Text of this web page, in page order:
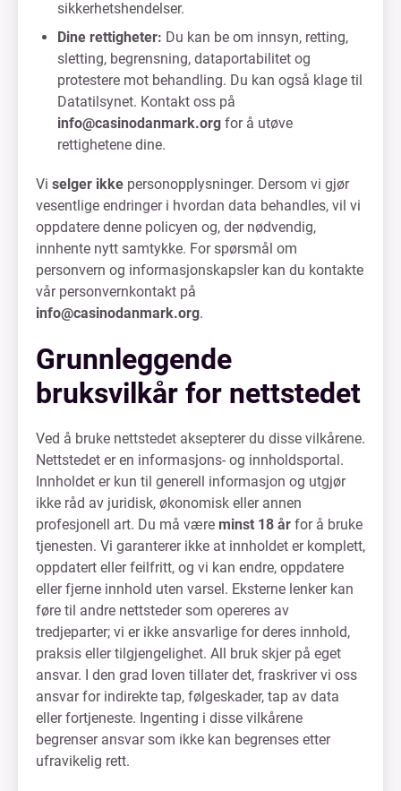
sikkerhetshendelser.
Dine rettigheter: Du kan be om innsyn, retting,
sletting, begrensning, dataportabilitet og
protestere mot behandling. Du kan også klage til
Datatilsynet. Kontakt oss på
info@casinodanmark.org for å utøve
rettighetene dine.
Vi selger ikke personopplysninger. Dersom vi gjør
vesentlige endringer i hvordan data behandles, vil vi
oppdatere denne policyen og, der nødvendig,
innhente nytt samtykke. For spørsmål om
personvern og informasjonskapsler kan du kontakte
vår personvernkontakt på
info@casinodanmark.org.
Grunnleggende
bruksvilkår for nettstedet
Ved å bruke nettstedet aksepterer du disse vilkårene.
Nettstedet er en informasjons- og innholdsportal.
Innholdet er kun til generell informasjon og utgjør
ikke råd av juridisk, økonomisk eller annen
profesjonell art. Du må være minst 18 år for å bruke
tjenesten. Vi garanterer ikke at innholdet er komplett,
oppdatert eller feilfritt, og vi kan endre, oppdatere
eller fjerne innhold uten varsel. Eksterne lenker kan
føre til andre nettsteder som opereres av
tredjeparter; vi er ikke ansvarlige for deres innhold,
praksis eller tilgjengelighet. All bruk skjer på eget
ansvar. I den grad loven tillater det, fraskriver vi oss
ansvar for indirekte tap, følgeskader, tap av data
eller fortjeneste. Ingenting i disse vilkårene
begrenser ansvar som ikke kan begrenses etter
ufravikelig rett.